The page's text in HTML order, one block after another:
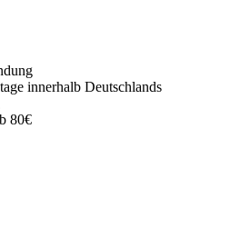
innerhalb Deutschlands
80€